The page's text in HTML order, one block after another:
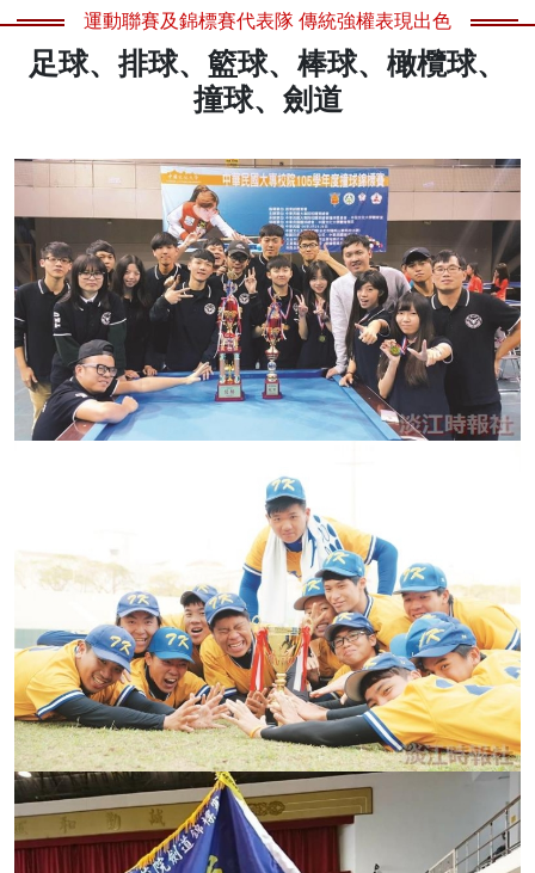
運動聯賽及錦標賽代表隊 傳統強權表現出色
足球、排球、籃球、棒球、橄欖球、
撞球、劍道